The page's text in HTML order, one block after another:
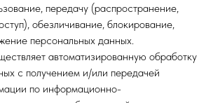
передачу (распространение,
обезличивание, блокирование,
персональных данных.
автоматизированную обработку
с получением и/или передачей
по информационно-